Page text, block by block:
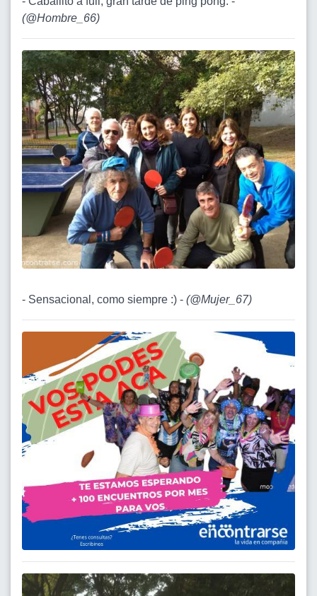
(@Hombre_66)
- Sensacional, como siempre :) - (@Mujer_67)